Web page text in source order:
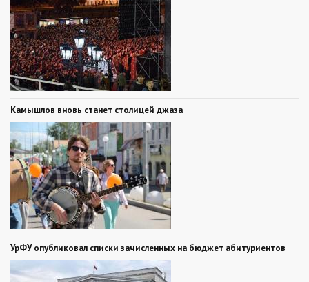
Камышлов вновь станет столицей джаза
УрФУ опубликовал списки зачисленных на бюджет абитуриентов